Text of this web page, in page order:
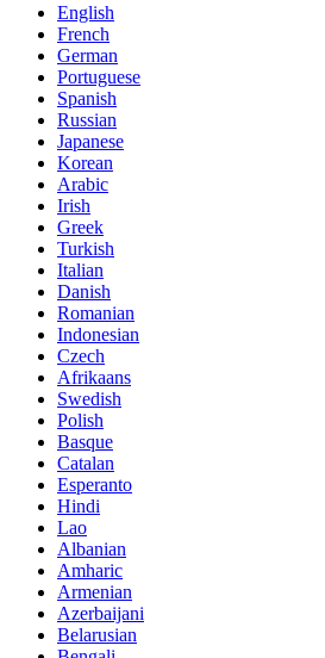
English
French
German
Portuguese
Spanish
Russian
Japanese
Korean
Arabic
Irish
Greek
Turkish
Italian
Danish
Romanian
Indonesian
Czech
Afrikaans
Swedish
Polish
Basque
Catalan
Esperanto
Hindi
Lao
Albanian
Amharic
Armenian
Azerbaijani
Belarusian